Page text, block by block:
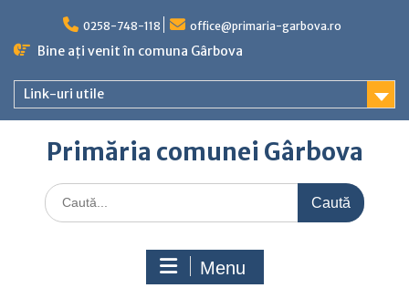
content
0258-748-118 office@primaria-garbova.ro
Bine ați venit în comuna Gârbova
Link-uri utile
Primăria comunei Gârbova
Caută
for:
Menu